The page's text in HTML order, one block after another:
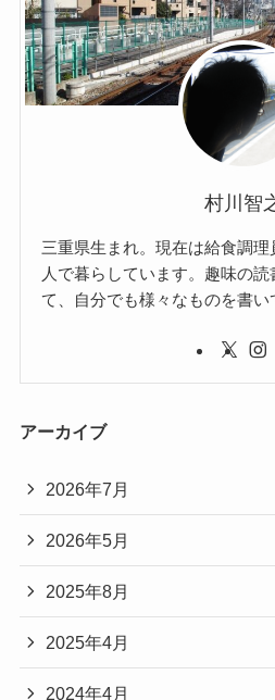
村川智
三重県生まれ。現在は給食調理
人で暮らしています。趣味の読
て、自分でも様々なものを書い
アーカイブ
2026年7月
2026年5月
2025年8月
2025年4月
2024年4月